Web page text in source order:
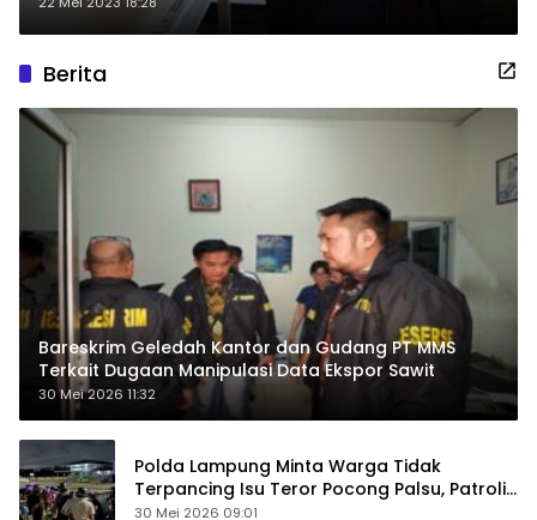
Berita
Bareskrim Geledah Kantor dan Gudang PT MMS
Terkait Dugaan Manipulasi Data Ekspor Sawit
30 Mei 2026 11:32
Polda Lampung Minta Warga Tidak
Terpancing Isu Teror Pocong Palsu, Patroli
Keamanan Ditingkatkan
30 Mei 2026 09:01